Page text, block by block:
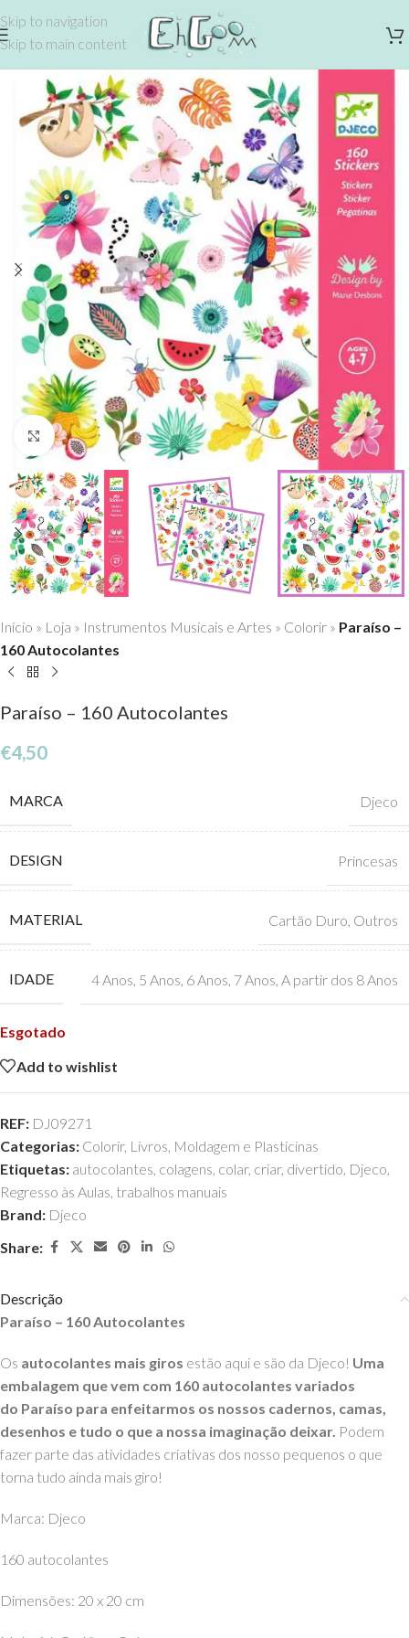
Skip to navigation
Skip to main content
Click to enlarge
Início » Loja » Instrumentos Musicais e Artes » Colorir » Paraíso –
160 Autocolantes
Paraíso – 160 Autocolantes
€4,50
MARCA Djeco
DESIGN Princesas
MATERIAL Cartão Duro Outros
IDADE 4 Anos 5 Anos 6 Anos 7 Anos A partir dos 8 Anos
Esgotado
Add to wishlist
REF: DJ09271
Categorias: Colorir, Livros, Moldagem e Plasticinas
Etiquetas: autocolantes, colagens, colar, criar, divertido, Djeco,
Regresso às Aulas, trabalhos manuais
Brand: Djeco
Share:
Descrição
Paraíso – 160 Autocolantes
Os autocolantes mais giros estão aqui e são da Djeco! Uma
embalagem que vem com 160 autocolantes variados
do Paraíso para enfeitarmos os nossos cadernos, camas,
desenhos e tudo o que a nossa imaginação deixar. Podem
fazer parte das atividades criativas dos nosso pequenos o que
torna tudo ainda mais giro!
Marca: Djeco
160 autocolantes
Dimensões: 20 x 20 cm